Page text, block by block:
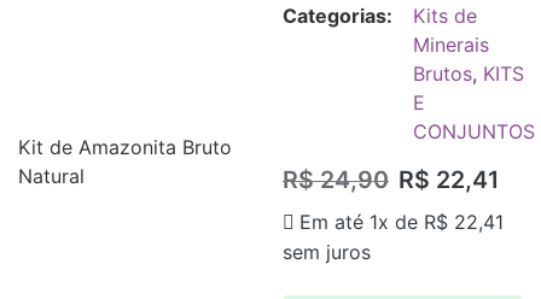
Kit de Amazonita Bruto
Natural
Categorias:
Kits de
Minerais
Brutos, KITS
E
CONJUNTOS
R$24,90 R$ 22,41
Em até 1x de R$ 22,41
sem juros